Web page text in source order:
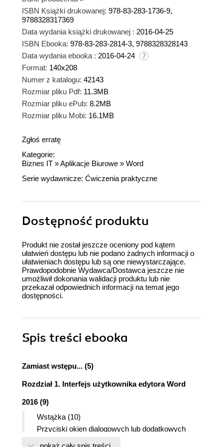
ISBN Książki drukowanej: 978-83-283-1736-9,
9788328317369
Data wydania książki drukowanej : 2016-04-25
ISBN Ebooka: 978-83-283-2814-3, 9788328328143
Data wydania ebooka : 2016-04-24
Format: 140x208
Numer z katalogu: 42143
Rozmiar pliku Pdf: 11.3MB
Rozmiar pliku ePub: 8.2MB
Rozmiar pliku Mobi: 16.1MB
Zgłoś erratę
Kategorie:
Biznes IT »Aplikacje Biurowe » Word
Serie wydawnicze: Ćwiczenia praktyczne
Dostępność produktu
Produkt nie został jeszcze oceniony pod kątem
ułatwień dostępu lub nie podano żadnych informacji o
ułatwieniach dostępu lub są one niewystarczające.
Prawdopodobnie Wydawca/Dostawca jeszcze nie
umożliwił dokonania walidacji produktu lub nie
przekazał odpowiednich informacji na temat jego
dostępności.
Spis treści ebooka
Zamiast wstępu... (5)
Rozdział 1. Interfejs użytkownika edytora Word
2016 (9)
Wstążka (10)
Przyciski okien dialogowych lub dodatkowych
opcji (14)